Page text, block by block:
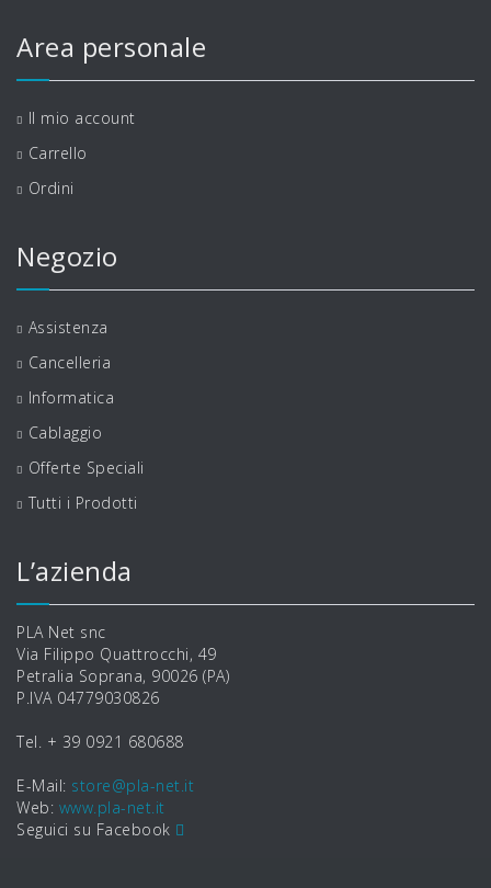
Area personale
Il mio account
Carrello
Ordini
Negozio
Assistenza
Cancelleria
Informatica
Cablaggio
Offerte Speciali
Tutti i Prodotti
L’azienda
PLA Net snc
Via Filippo Quattrocchi, 49
Petralia Soprana, 90026 (PA)
P.IVA 04779030826
Tel. + 39 0921 680688
E-Mail: store@pla-net.it
Web: www.pla-net.it
Seguici su Facebook